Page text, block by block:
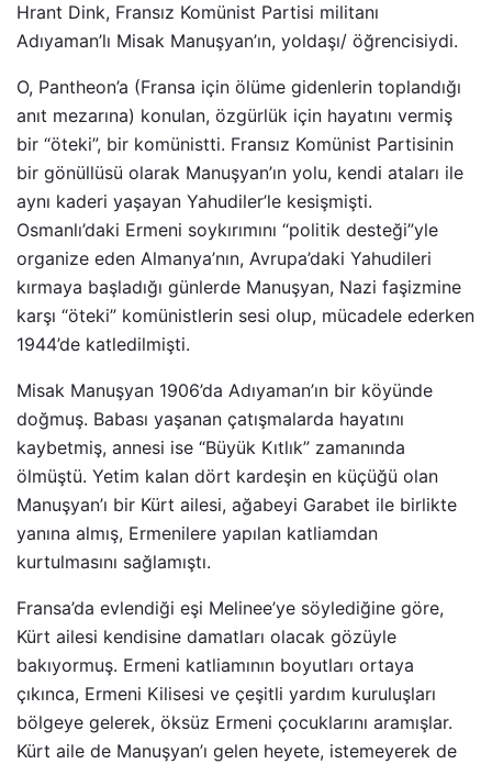
Hrant Dink, Fransız Komünist Partisi militanı
Adıyaman’lı Misak Manuşyan’ın, yoldaşı/ öğrencisiydi.
O, Pantheon’a (Fransa için ölüme gidenlerin toplandığı
anıt mezarına) konulan, özgürlük için hayatını vermiş
bir “öteki”, bir komünistti. Fransız Komünist Partisinin
bir gönüllüsü olarak Manuşyan’ın yolu, kendi ataları ile
aynı kaderi yaşayan Yahudiler’le kesişmişti.
Osmanlı’daki Ermeni soykırımını “politik desteği”yle
organize eden Almanya’nın, Avrupa’daki Yahudileri
kırmaya başladığı günlerde Manuşyan, Nazi faşizmine
karşı “öteki” komünistlerin sesi olup, mücadele ederken
1944’de katledilmişti.
Misak Manuşyan 1906’da Adıyaman’ın bir köyünde
doğmuş. Babası yaşanan çatışmalarda hayatını
kaybetmiş, annesi ise “Büyük Kıtlık” zamanında
ölmüştü. Yetim kalan dört kardeşin en küçüğü olan
Manuşyan’ı bir Kürt ailesi, ağabeyi Garabet ile birlikte
yanına almış, Ermenilere yapılan katliamdan
kurtulmasını sağlamıştı.
Fransa’da evlendiği eşi Melinee’ye söylediğine göre,
Kürt ailesi kendisine damatları olacak gözüyle
bakıyormuş. Ermeni katliamının boyutları ortaya
çıkınca, Ermeni Kilisesi ve çeşitli yardım kuruluşları
bölgeye gelerek, öksüz Ermeni çocuklarını aramışlar.
Kürt aile de Manuşyan’ı gelen heyete, istemeyerek de